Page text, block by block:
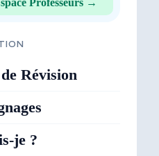
Professeurs →
Révision
je ?